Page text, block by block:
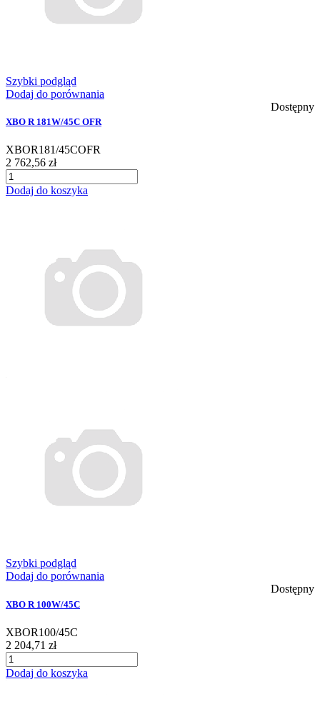
Szybki podgląd
Dodaj do porównania
Dostępny
XBO R 181W/45C OFR
XBOR181/45COFR
2 762,56 zł
Dodaj do koszyka
Szybki podgląd
Dodaj do porównania
Dostępny
XBO R 100W/45C
XBOR100/45C
2 204,71 zł
Dodaj do koszyka